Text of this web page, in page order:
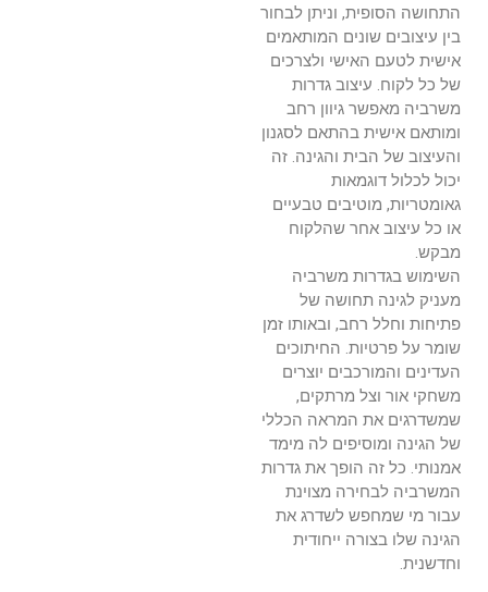
התחושה הסופית, וניתן לבחור
בין עיצובים שונים המותאמים
אישית לטעם האישי ולצרכים
של כל לקוח. עיצוב גדרות
משרביה מאפשר גיוון רחב
ומותאם אישית בהתאם לסגנון
והעיצוב של הבית והגינה. זה
יכול לכלול דוגמאות
גאומטריות, מוטיבים טבעיים
או כל עיצוב אחר שהלקוח
מבקש.
השימוש בגדרות משרביה
מעניק לגינה תחושה של
פתיחות וחלל רחב, ובאותו זמן
שומר על פרטיות. החיתוכים
העדינים והמורכבים יוצרים
משחקי אור וצל מרתקים,
שמשדרגים את המראה הכללי
של הגינה ומוסיפים לה מימד
אמנותי. כל זה הופך את גדרות
המשרביה לבחירה מצוינת
עבור מי שמחפש לשדרג את
הגינה שלו בצורה ייחודית
וחדשנית.